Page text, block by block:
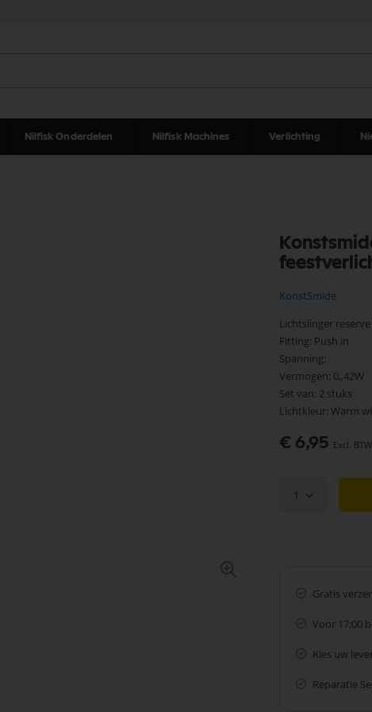
Nilfisk Onderdelen Nilfisk Machines Verlichting
KonstSmide
Lichtslinger
Fitting: Push in
Spanning:
Vermogen: 0,,42W
Set van: 2 stuks
Lichtkleur: Warm
€ 6,95
1
Gratis
Voor 17:00
Kies uw
Reparatie